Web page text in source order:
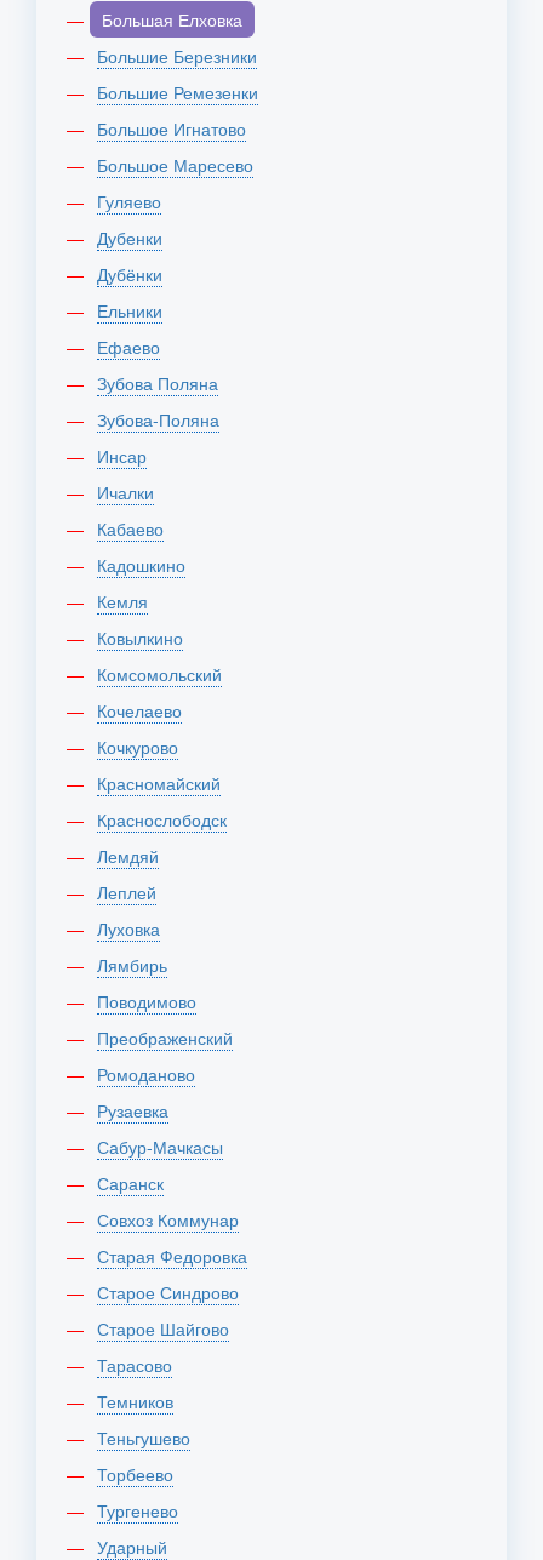
Большая Елховка
Большие Березники
Большие Ремезенки
Большое Игнатово
Большое Маресево
Гуляево
Дубенки
Дубёнки
Ельники
Ефаево
Зубова Поляна
Зубова-Поляна
Инсар
Ичалки
Кабаево
Кадошкино
Кемля
Ковылкино
Комсомольский
Кочелаево
Кочкурово
Красномайский
Краснослободск
Лемдяй
Леплей
Луховка
Лямбирь
Поводимово
Преображенский
Ромоданово
Рузаевка
Сабур-Мачкасы
Саранск
Совхоз Коммунар
Старая Федоровка
Старое Синдрово
Старое Шайгово
Тарасово
Темников
Теньгушево
Торбеево
Тургенево
Ударный